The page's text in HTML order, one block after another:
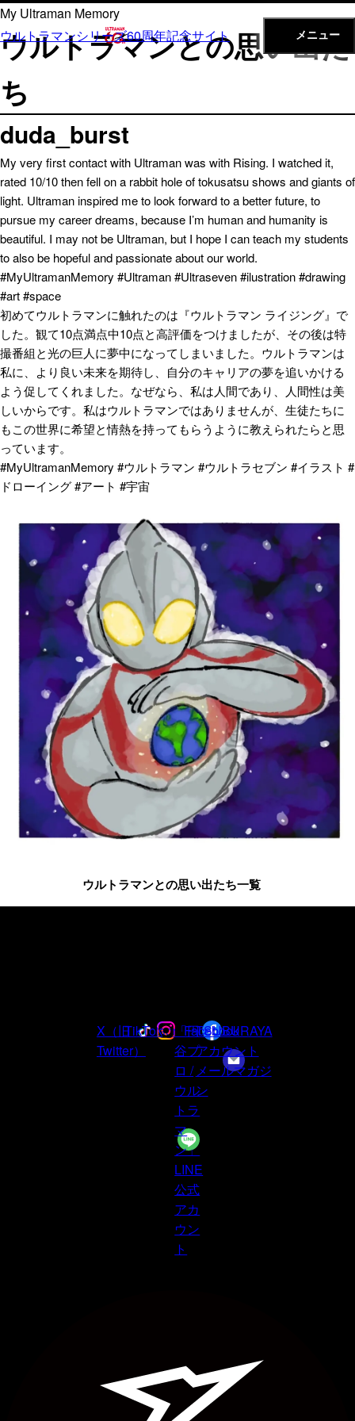
内
容
を
キ
ッ
プ
ウルトラマンシリーズ60周年記念サイト メニュー
My Ultraman Memory
ウルトラマンとの思い出た
ち
duda_burst
My very first contact with Ultraman was with Rising. I watched it,
rated 10/10 then fell on a rabbit hole of tokusatsu shows and giants of
light. Ultraman inspired me to look forward to a better future, to
pursue my career dreams, because I’m human and humanity is
beautiful. I may not be Ultraman, but I hope I can teach my students
to also be hopeful and passionate about our world.
#MyUltramanMemory #Ultraman #Ultraseven #ilustration #drawing
#art #space
初めてウルトラマンに触れたのは『ウルトラマン ライジング』で
した。観て10点満点中10点と高評価をつけましたが、その後は特
撮番組と光の巨人に夢中になってしまいました。ウルトラマンは
私に、より良い未来を期待し、自分のキャリアの夢を追いかける
よう促してくれました。なぜなら、私は人間であり、人間性は美
しいからです。私はウルトラマンではありませんが、生徒たちに
もこの世界に希望と情熱を持ってもらうように教えられたらと思
っています。
#MyUltramanMemory #ウルトラマン #ウルトラセブン #イラスト #
ドローイング #アート #宇宙
ウルトラマンとの思い出たち一覧
X（旧
Twitter）
TikTok
Instagram
「円
谷プ
ロ /
ウル
トラ
マ
ン」
LINE
公式
アカ
ウン
ト
Facebook
TSUBURAYA
アカウント
メールマガジ
ン